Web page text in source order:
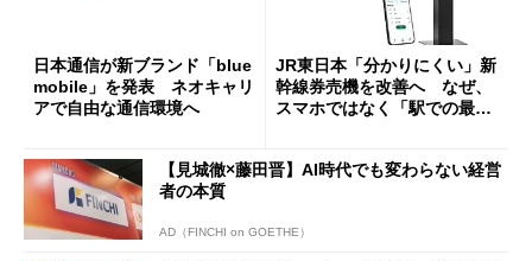
日本通信が新ブランド「blue
mobile」を発表 ネオキャリ
アで自由な通信環境へ
JR東日本「分かりにくい」新
幹線券売機を改善へ なぜ、
スマホではなく「駅での最短
【見城徹×藤田晋】AI時代でも変わらない経営
者の本質
AD（FINCHI on GOETHE）